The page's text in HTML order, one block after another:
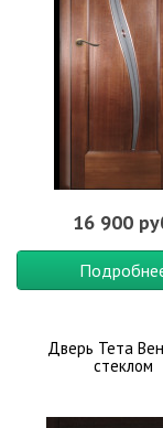
16 900
Дверь Тета
стеклом